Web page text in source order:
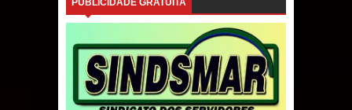
PUBLICIDADE GRATUITA